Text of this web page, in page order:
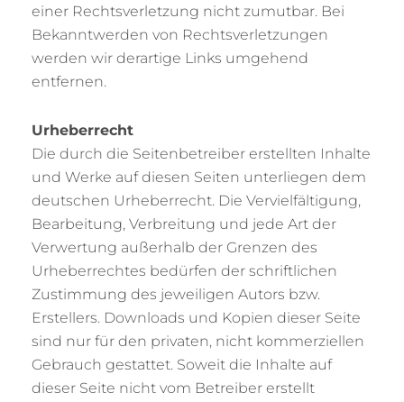
einer Rechtsverletzung nicht zumutbar. Bei
Bekanntwerden von Rechtsverletzungen
werden wir derartige Links umgehend
entfernen.
Urheberrecht
Die durch die Seitenbetreiber erstellten Inhalte
und Werke auf diesen Seiten unterliegen dem
deutschen Urheberrecht. Die Vervielfältigung,
Bearbeitung, Verbreitung und jede Art der
Verwertung außerhalb der Grenzen des
Urheberrechtes bedürfen der schriftlichen
Zustimmung des jeweiligen Autors bzw.
Erstellers. Downloads und Kopien dieser Seite
sind nur für den privaten, nicht kommerziellen
Gebrauch gestattet. Soweit die Inhalte auf
dieser Seite nicht vom Betreiber erstellt